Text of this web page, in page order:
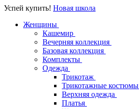
Успей купить! Новая школа
Женщины
Кашемир
Вечерняя коллекция
Базовая коллекция
Комплекты
Одежда
Трикотаж
Трикотажные костюмы
Верхняя одежда
Платья